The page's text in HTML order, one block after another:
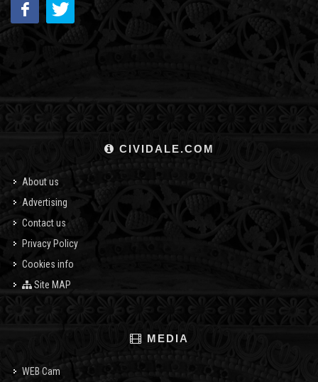
CIVIDALE.COM
About us
Advertising
Contact us
Privacy Policy
Cookies info
Site MAP
MEDIA
WEB Cam